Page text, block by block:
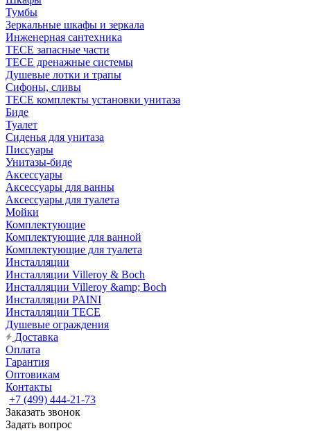
Тумбы
Зеркальные шкафы и зеркала
Инженерная сантехника
TECE запасные части
TECE дренажные системы
Душевые лотки и трапы
Сифоны, сливы
TECE комплекты установки унитаза
Биде
Туалет
Сиденья для унитаза
Писсуары
Унитазы-биде
Аксессуары
Аксессуары для ванны
Аксессуары для туалета
Мойки
Комплектующие
Комплектующие для ванной
Комплектующие для туалета
Инсталляции
Инсталляции Villeroy & Boch
Инсталляции Villeroy &amp; Boch
Инсталляции PAINI
Инсталляции TECE
Душевые ограждения
Доставка
Оплата
Гарантия
Оптовикам
Контакты
+7 (499) 444-21-73
Заказать звонок
Задать вопрос